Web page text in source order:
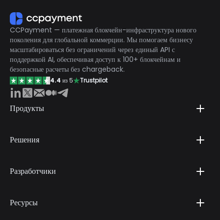
Telegram:https://t.me/CCPaymentSupportBot
CCPayment — платежная блокчейн-инфраструктура нового
поколения для глобальной коммерции. Мы помогаем бизнесу
масштабироваться без ограничений через единый API с
поддержкой AI, обеспечивая доступ к 100+ блокчейнам и
безопасные расчеты без chargeback.
4.4 из 5 Trustpilot
Продукты
Решения
Разработчики
Ресурсы